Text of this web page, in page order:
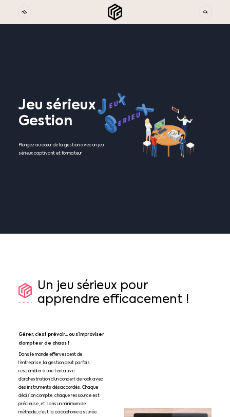
Jeu sérieux
Gestion
Plongez au cœur de la gestion avec un jeu
sérieux captivant et formateur
Un jeu sérieux pour
apprendre efficacement !
Gérer, c’est prévoir… ou s’improviser
dompteur de chaos !
Dans le monde effervescent de
l’entreprise, la gestion peut parfois
ressembler à une tentative
d’orchestration d’un concert de rock avec
des instruments désaccordés. Chaque
décision compte, chaque ressource est
précieuse, et sans un minimum de
méthode, c’est la cacophonie assurée.